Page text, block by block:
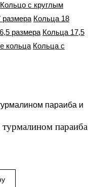
Кольцо с круглым
размера Кольца 18
размера Кольца 17,5
кольца Кольца с
параиба